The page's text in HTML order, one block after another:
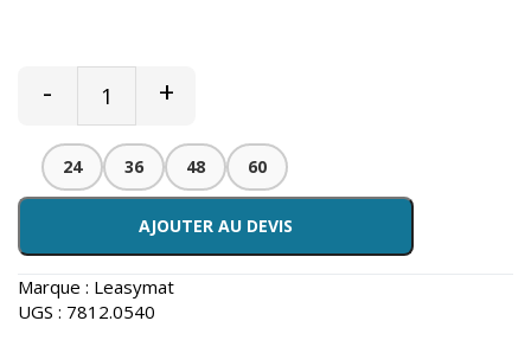
- +
24 36 48 60
AJOUTER AU DEVIS
Marque : Leasymat
UGS : 7812.0540